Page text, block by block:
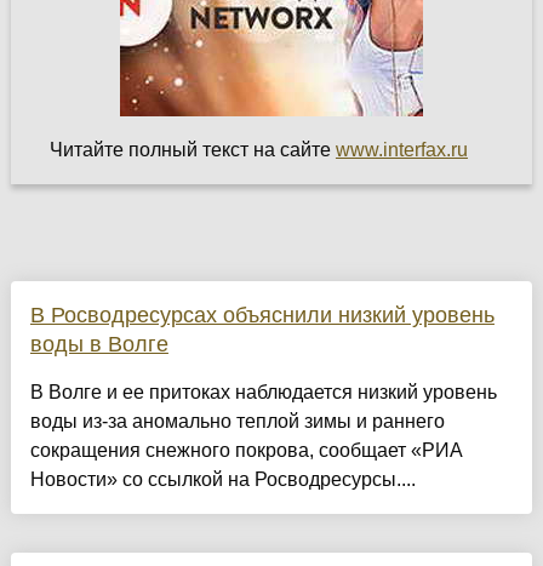
Читайте полный текст на сайте www.interfax.ru
В Росводресурсах объяснили низкий уровень
воды в Волге
В Волге и ее притоках наблюдается низкий уровень
воды из-за аномально теплой зимы и раннего
сокращения снежного покрова, сообщает «РИА
Новости» со ссылкой на Росводресурсы....